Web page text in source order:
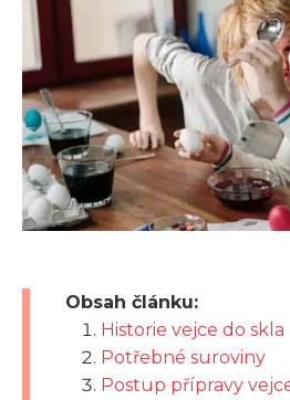
Obsah článku:
Historie vejce do skla
Potřebné suroviny
Postup přípravy